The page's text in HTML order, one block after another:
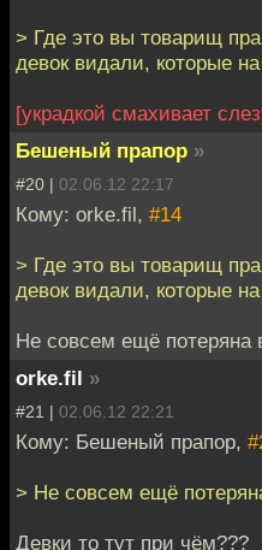
> Где это вы товарищ
девок видали, которые
[украдкой смахивает
Бешеный прапор »
#20 | 02.06.12 22:17
Кому: orke.fil, #14
> Где это вы товарищ
девок видали, которые
Не совсем ещё потеряна
orke.fil »
#21 | 02.06.12 22:21
Кому: Бешеный прапор,
> Не совсем ещё
Девки то тут при чём???